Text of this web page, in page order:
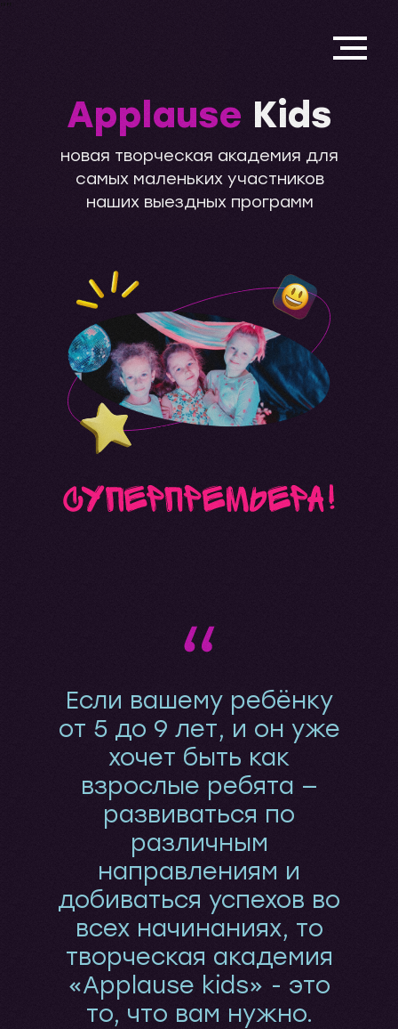
"
Applause Kids
новая творческая академия для
самых маленьких участников
наших выездных программ
Если вашему ребёнку
от 5 до 9 лет, и он уже
хочет быть как
взрослые ребята —
развиваться по
различным
направлениям и
добиваться успехов во
всех начинаниях, то
творческая академия
«Applause kids» - это
то, что вам нужно.